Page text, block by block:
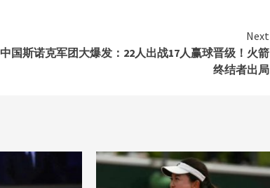
Next
中国斯诺克军团大爆发：22人出战17人赢球晋级！火箭
终结者出局